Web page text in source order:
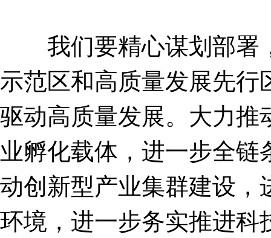
我们要精心谋划部署
示范区和高质量发展先行
驱动高质量发展。大力推
业孵化载体，进一步全
动创新型产业集群建设，
环境，进一步务实推进